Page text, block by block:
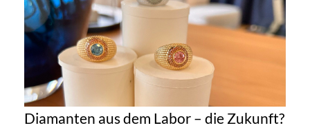
Diamanten aus dem Labor – die Zukunft?